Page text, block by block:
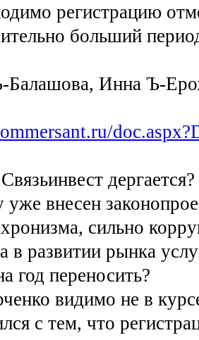
регистрацию
больший
Балашова, Инна Ъ-
дергается?
внесен
сильно
в развитии рынка
год переносить?
видимо не в
с тем, что